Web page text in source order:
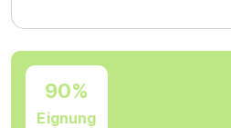
90%
Eignung